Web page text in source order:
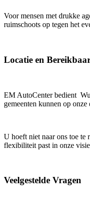
Voor mensen met drukke
ruimschoots op tegen het
Locatie en
EM AutoCenter bedient
gemeenten kunnen op onze
U hoeft niet naar ons toe te
flexibiliteit past in onze
Veelgestelde Vragen